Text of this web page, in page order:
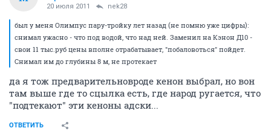
20 июля 2011 nek28
был у меня Олимпус пару-тройку лет назад (не помню уже цифры):
снимал ужасно - что под водой, что над ней. Заменил на Кэнон Д10 -
свои 11 тыс.руб цены вполне отрабатывает, "побаловоться" пойдет.
Снимал им до глубины 8 м, не протекает
да я тож предварительновроде кенон выбрал, но вон
там выше где то сцылка есть, где народ ругается, что
"подтекают" эти кеноны адски...
ОТВЕТИТЬ